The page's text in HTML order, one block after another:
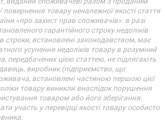
товару неналежної якості стаття
«про захист прав споживачів»: в разі
гарантійного строку недоліків
строки, встановлені законодавством, має
усунення недоліків товару в розумний
передбачених цією статтею, не підлягають
виробник (підприємство, що
встановлені частиною першою цієї
товару виникли внаслідок порушення
товаром або його зберігання.
участь у перевірці якості товару особисто